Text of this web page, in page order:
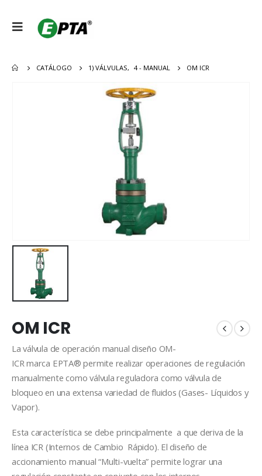
CATÁLOGO 1) VÁLVULAS, 4 - MANUAL OM ICR
OM ICR
La válvula de operación manual diseño OM-
ICR marca EPTA® permite realizar operaciones de regulación
manualmente como válvula reguladora como válvula de
bloqueo en una extensa variedad de fluidos (Gases- Líquidos y
Vapor).
Esta característica se debe principalmente a que deriva de la
línea ICR (Internos de Cambio Rápido). El diseño de
accionamiento manual “Multi-vuelta” permite lograr una